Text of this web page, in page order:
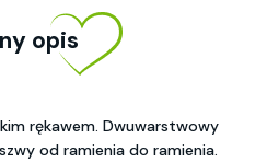
opis
rękawem. Dwuwarstwowy
od ramienia do ramienia.